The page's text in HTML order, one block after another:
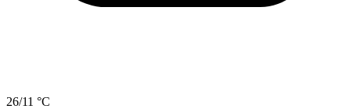
26/11 °C